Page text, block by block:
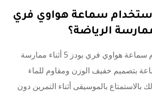
سماعة هواوي فري
نعم، يمكنك استخدام سماعة هواوي فري بودز 5 أثناء ممارسة
بتصميم خفيف الوزن ومقاوم للماء
بالاستمتاع بالموسيقى أثناء التمرين دون